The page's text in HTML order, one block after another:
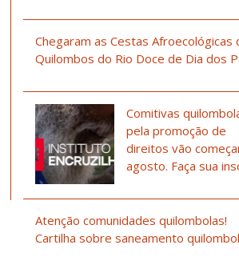
Chegaram as Cestas Afroecológicas
Quilombos do Rio Doce de Dia dos
Comitivas
pela promoção de
direitos vão
agosto. Faça sua
Atenção comunidades quilombolas!
Cartilha sobre saneamento